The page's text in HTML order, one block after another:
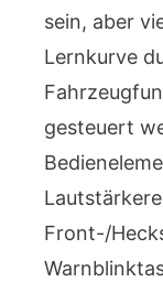
sein, aber
Lernkurve
gesteuert
Front-/